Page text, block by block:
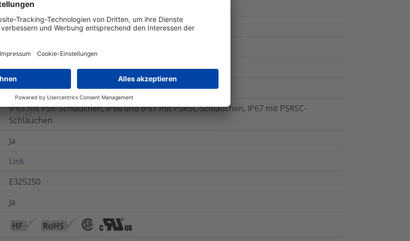
UL94 V2
Ja
Nein
Ja
IP65 mit PSR-Schläuchen, IP66 und IP67 mit PSRSC-Schläuchen, IP67 mit PSRSC-
Schläuchen
Ja
Link
E325250
Ja